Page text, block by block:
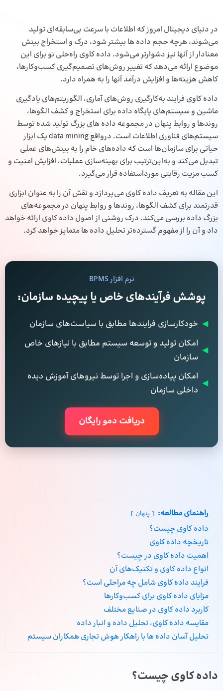
در دنیای دیجیتال امروز که اطلاعات با سرعت بی‌سابقه‌ای تولید
می‌شوند، هرچه حجم داده ها بیشتر شود، درک و استخراج بینش
معنادار از آنها نیز دشوارتر می‌شود. داده کاوی راه‌حلی نو برای این
موضوع ارائه می‌دهد که تغییر روش‌های تصمیم‌گیری کسب‌وکارها،
کاهش هزینه‌ها و افزایش درآمد آنها را به همراه دارد.
داده کاوی فرایند به‌کارگیری روش‌های آماری، الگوریتم‌های یادگیری
ماشین و سیستم‌های پایگاه داده برای استخراج و کشف الگوها،
روندها و روابط پنهان در مجموعه داده های بزرگ تولید شده توسط
سیستم‌های فناوری اطلاعات است. درواقع data mining یک ابزار
حیاتی برای سازمان‌ها است که داده‌های خام را به بینش‌های عملی
تبدیل می‌کند و به‌این‌ترتیب برای بهینه‌سازی عملیات، افزایش امنیت و
کسب مزیت رقابتی مورداستفاده قرار می‌گیرد.
این مقاله به تعریف داده کاوی می‌پردازد و نقش آن را به عنوان ابزاری
قدرتمند برای کشف الگوها، روندها و روابط پنهان در مجموعه‌های
بزرگ داده بررسی می‌کند. درک روشنی از اصول داده کاوی ارائه خواهد
داد و آن را از مفهوم گسترده‌تر تحلیل داده ها متمایز خواهد کرد.
نرم افزار BPMS
پوشش فرآیندهای خاص یا پیچیده سازمان:
◀ خودکارسازی فرایندها مطابق با سیاست‌های سازمان
◀
امکان تولید و توسعه سیستم مطابق با نیازهای خاص
سازمان
◀
امکان پیاده‌سازی و اجرا توسط نیروهای آموزش دیده
داخلی سازمان
دریافت دمو رایگان
راهنمای مطالعه: پنهان
داده کاوی چیست؟
تاریخچه داده کاوی
اهمیت داده کاوی در چیست؟
انواع داده کاوی و تکنیک‌های آن
فرایند داده کاوی شامل چه مراحلی است؟
مزایای داده کاوی برای کسب‌وکارها
کاربرد داده کاوی در صنایع مختلف
مقایسه داده کاوی، تحلیل داده و انبار داده
تحلیل آسان داده ها با راهکار هوش تجاری همکاران سیستم
داده کاوی چیست؟